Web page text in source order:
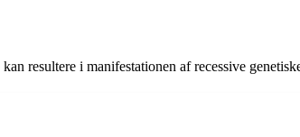
resultere i manifestationen af recessive